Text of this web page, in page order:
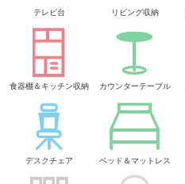
テレビ台 リビング収納
食器棚＆キッチン収納 カウンターテーブル
デスクチェア ベッド＆マットレス